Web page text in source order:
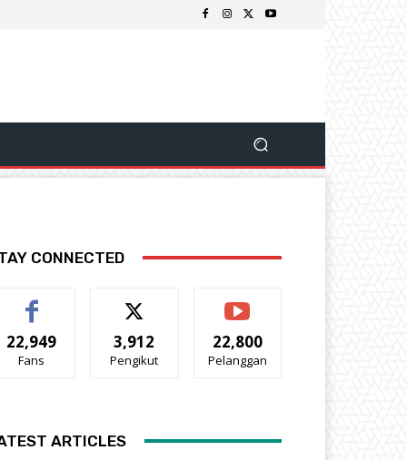
CONNECTED
22,949
Fans
3,912
Pengikut
22,800
Pelanggan
ARTICLES